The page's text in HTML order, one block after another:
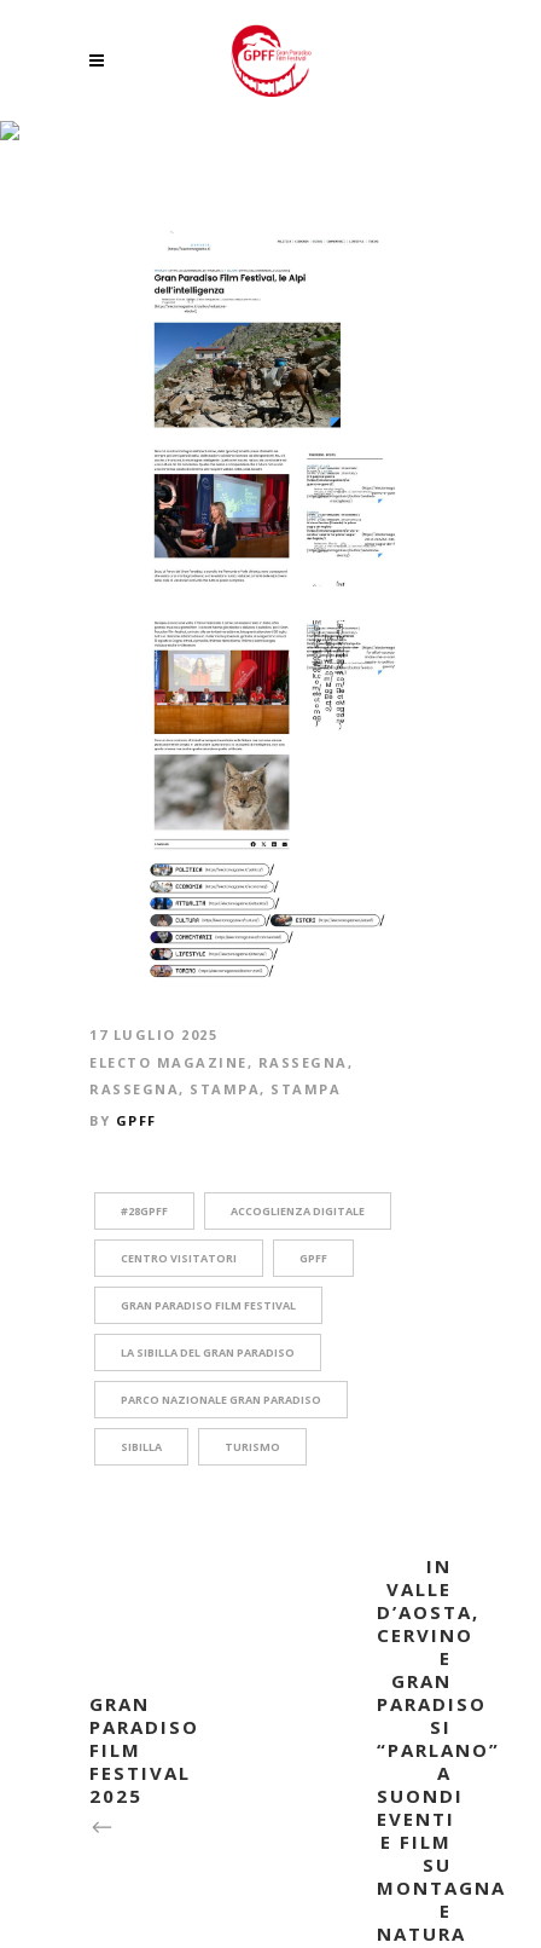
17 LUGLIO 2025
ELECTO MAGAZINE, RASSEGNA,
RASSEGNA, STAMPA, STAMPA
BY GPFF
#28GPFF ACCOGLIENZA DIGITALE
CENTRO VISITATORI GPFF
GRAN PARADISO FILM FESTIVAL
LA SIBILLA DEL GRAN PARADISO
PARCO NAZIONALE GRAN PARADISO
SIBILLA TURISMO
GRAN
PARADISO
FILM
FESTIVAL
2025
IN
VALLE
D’AOSTA,
CERVINO
E
GRAN
PARADISO
SI
“PARLANO”
A
SUONDI
EVENTI
E FILM
SU
MONTAGNA
E
NATURA